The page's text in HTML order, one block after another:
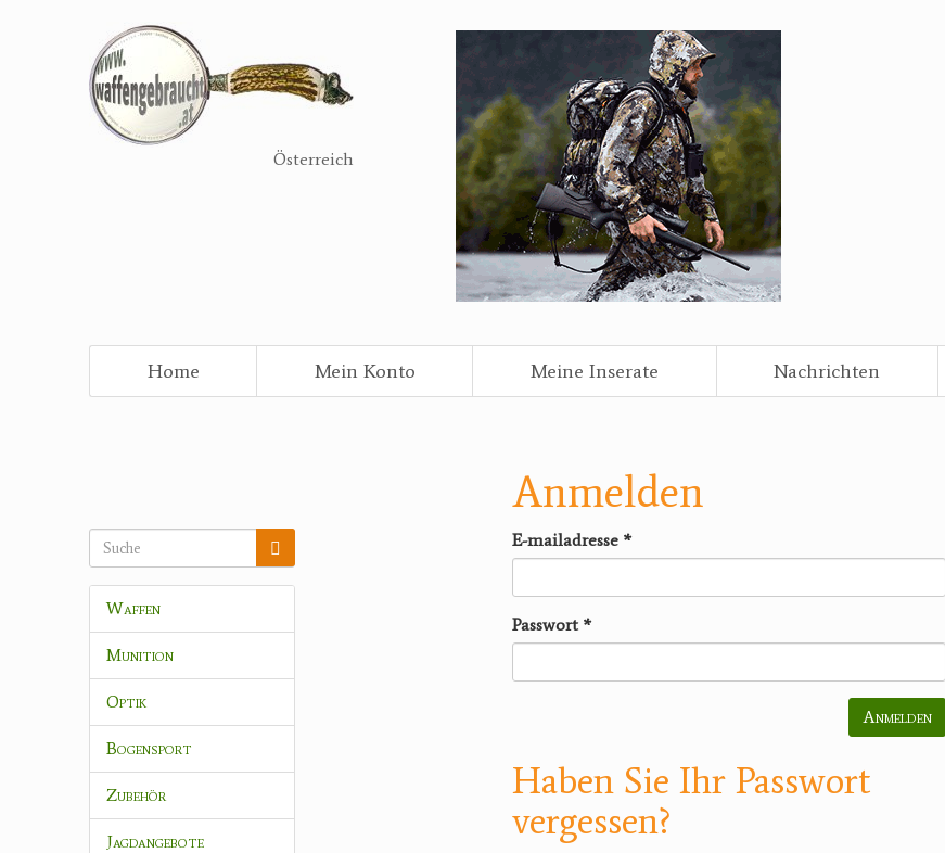
Österreich
Home
Mein Konto Meine Inserate Nachrichten
Waffen
Munition
Optik
Bogensport
Zubehör
Jagdangebote
Anmelden
E-mailadresse *
Passwort *
Anmelden
Haben Sie Ihr Passwort
vergessen?